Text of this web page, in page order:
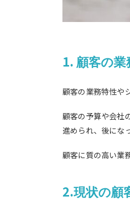
1. 顧客の
顧客の業務特性や
顧客の予算や会社
進められ、後にな
顧客に質の高い業
2.現状の顧